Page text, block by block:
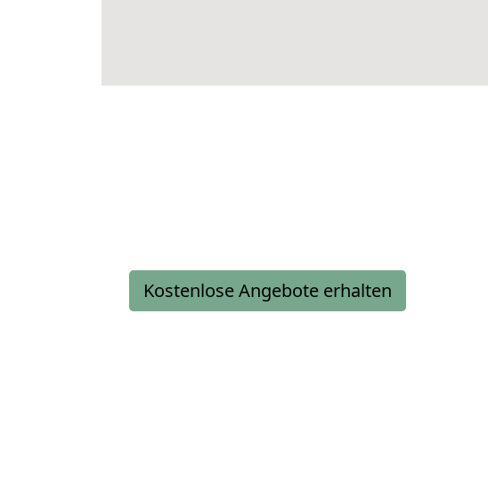
Kostenlose Angebote erhalten